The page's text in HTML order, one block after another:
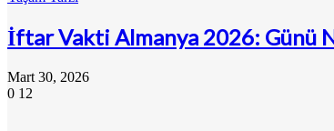
İftar Vakti Almanya 2026: Günü
Mart 30, 2026
0 12